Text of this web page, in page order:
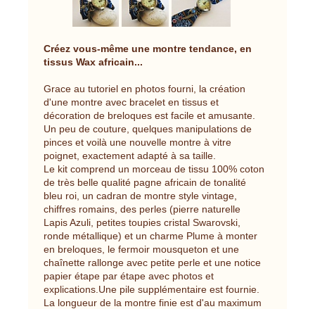
Créez vous-même une montre tendance, en
tissus Wax africain...
Grace au tutoriel en photos fourni, la création
d'une montre avec bracelet en tissus et
décoration de breloques est facile et amusante.
Un peu de couture, quelques manipulations de
pinces et voilà une nouvelle montre à vitre
poignet, exactement adapté à sa taille.
Le kit comprend un morceau de tissu 100% coton
de très belle qualité pagne africain de tonalité
bleu roi, un cadran de montre style vintage,
chiffres romains, des perles (pierre naturelle
Lapis Azuli, petites toupies cristal Swarovski,
ronde métallique) et un charme Plume à monter
en breloques, le fermoir mousqueton et une
chaînette rallonge avec petite perle et une notice
papier étape par étape avec photos et
explications.Une pile supplémentaire est fournie.
La longueur de la montre finie est d'au maximum